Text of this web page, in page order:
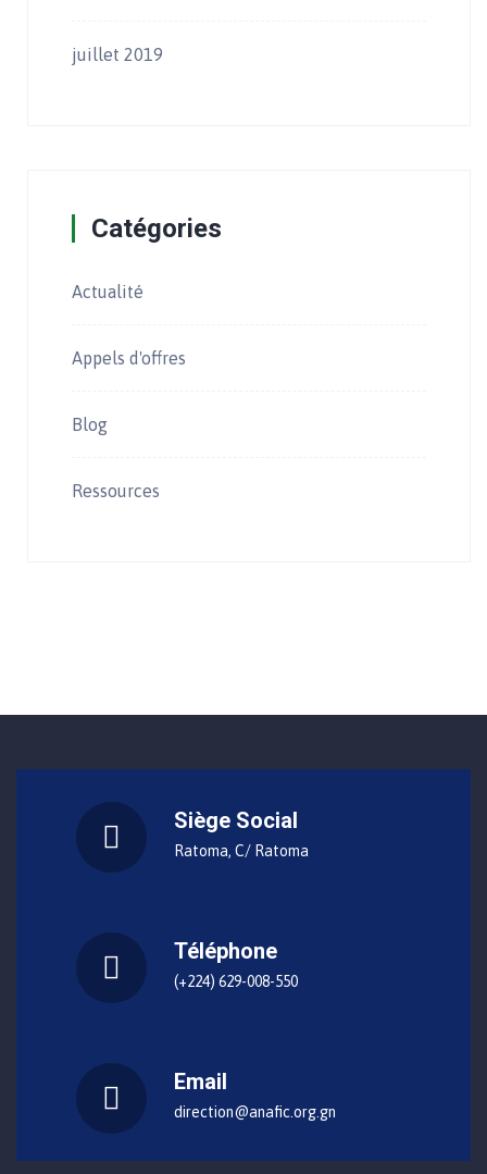
juillet 2019
Catégories
Actualité
Appels d'offres
Blog
Ressources
Siège Social
Ratoma, C/ Ratoma
Téléphone
(+224) 629-008-550
Email
direction@anafic.org.gn